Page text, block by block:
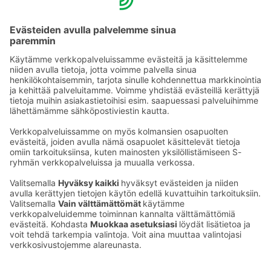
vastaanotosta veloituksetta
Vapaalippu Sotkamon Jymyn pesäpallo-otteluun
Hotelliedut ovat henkilökohtaisia.
Ota yhteyttä
Hotellien yhteystiedot
Asiakaspalvelun yhteystiedot›
Palaute
Anna palautetta
Sokos Hotels uutiskirje
Tilaa uutiskirje
Saat Sokos Hotellien uusimmat
edut ja uutiset sähköpostiisi
kuukausittain.
Palkinnot ja sertifikaatit
Sokos Hotels somessa
Sokos Hotels
Facebookissa
Sokos Hotels
Sokos
Hotels
Sokos
Hotels